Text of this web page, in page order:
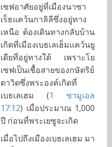
เซฟอาศัยอยู่ที่เมืองนาซา
เร็ธแคว้นกาลิลีซึ่งอยู่ทาง
เหนือ ต้องเดินทางกลับบ้าน
เกิดที่เมืองเบธเลเฮ็มแคว้นยู
เดียที่อยู่ทางใต้ เพราะโย
เซฟเป็นเชื้อสายของกษัตริย์
ดาวิดซึ่งพระองค์เกิดที่
เบธเลเฮม (1 ซามูเอล
17:12) เมื่อประมาณ 1,000
ปี ก่อนที่พระเยซูจะเกิด
เมื่อไปถึงเมืองเบธเลเฮม มา